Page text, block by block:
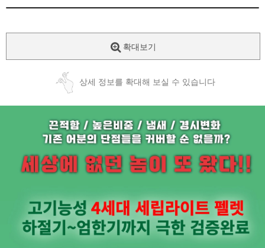
확대보기
상세 정보를 확대해 보실 수 있습니다